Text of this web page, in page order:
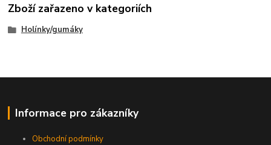
Zboží zařazeno v kategoriích
Holínky/gumáky
Informace pro zákazníky
Obchodní podmínky